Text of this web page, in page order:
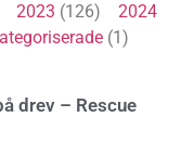
2023 (126) 2024
(1)
drev – Rescue